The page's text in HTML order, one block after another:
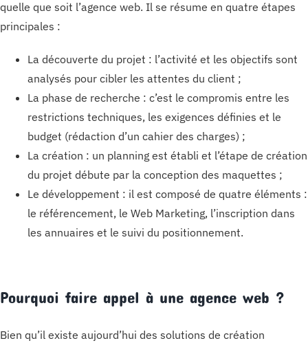
quelle que soit l’agence web. Il se résume en quatre étapes
principales :
La découverte du projet : l’activité et les objectifs sont
analysés pour cibler les attentes du client ;
La phase de recherche : c’est le compromis entre les
restrictions techniques, les exigences définies et le
budget (rédaction d’un cahier des charges) ;
La création : un planning est établi et l’étape de création
du projet débute par la conception des maquettes ;
Le développement : il est composé de quatre éléments :
le référencement, le Web Marketing, l’inscription dans
les annuaires et le suivi du positionnement.
Pourquoi faire appel à une agence web ?
Bien qu’il existe aujourd’hui des solutions de création